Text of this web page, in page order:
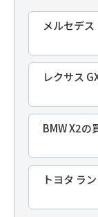
メルセデ
レクサス
BMW X2の
トヨタ ラ